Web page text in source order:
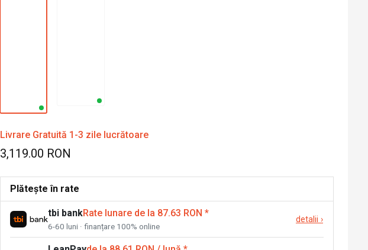
Livrare Gratuită 1-3 zile lucrătoare
3,119.00 RON
Plătește în rate
tbi bankRate lunare de la 87.63 RON *
6-60 luni · finanțare 100% online
detalii ›